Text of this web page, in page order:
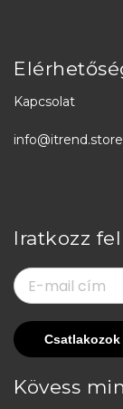
Kapcsolat
info@itrend.store
Iratkozz
Kövess